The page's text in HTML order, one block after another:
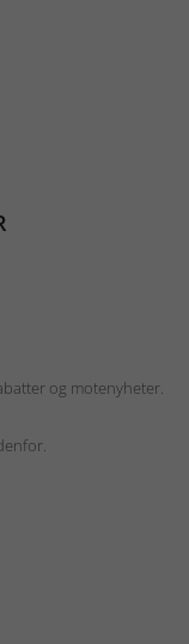
og motenyheter.